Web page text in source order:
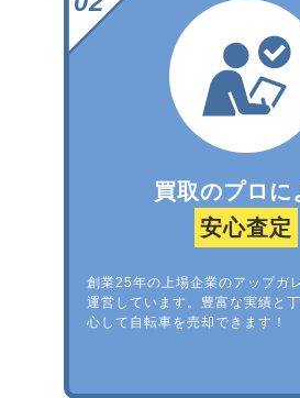
買取のプロに
安心査定
創業25年の上場企業のアップガ
運営しています。豊富な実績と
心して自転車を売却できます！